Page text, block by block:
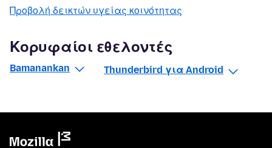
Προβολή δεικτών υγείας κοινότητας
Κορυφαίοι εθελοντές
Bamanankan Thunderbird για Android